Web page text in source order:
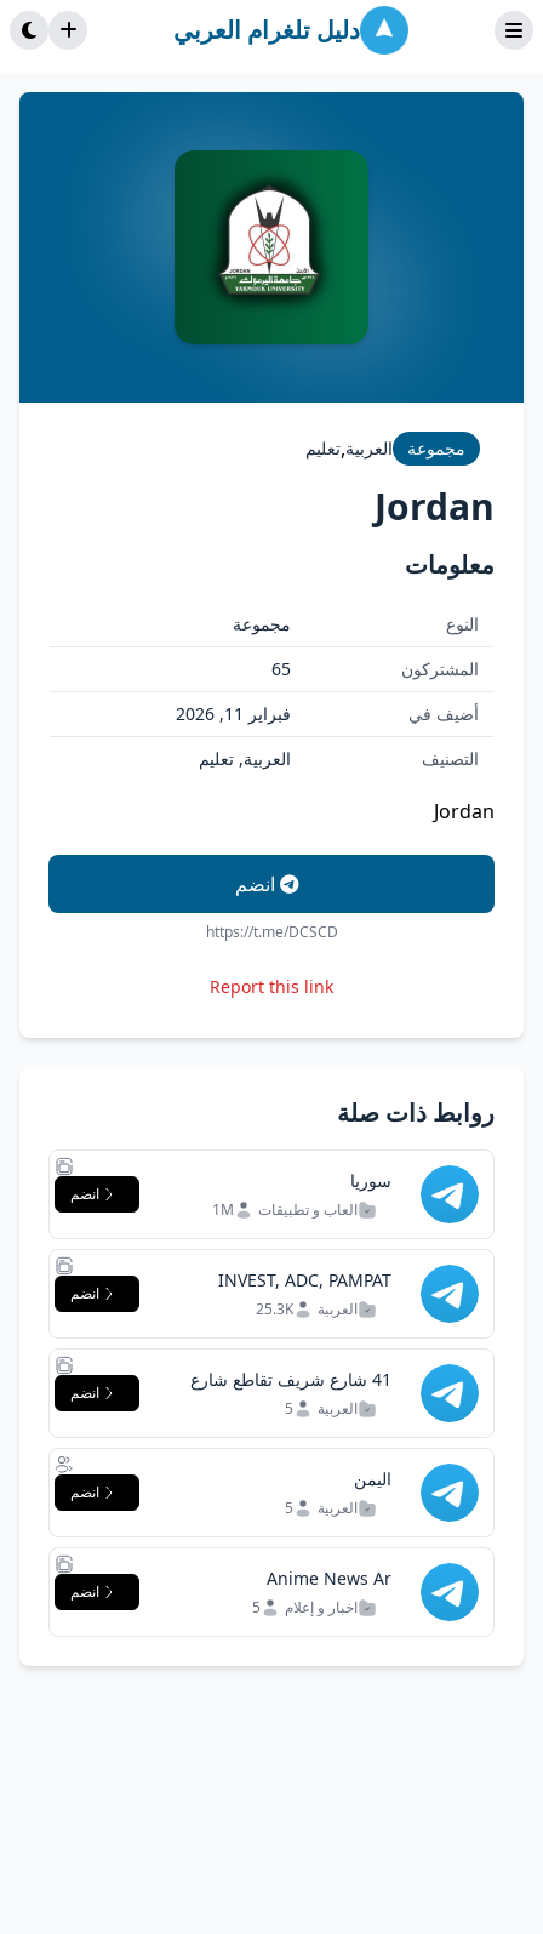
دليل تلغرام العربي
مجموعة العربية,تعليم
Jordan
معلومات
النوع
مجموعة
المشتركون
65
أضيف في
فبراير 11, 2026
التصنيف
العربية, تعليم
Jordan
انضم
https://t.me/DCSCD
Report this link
روابط ذات صلة
سوريا
العاب و تطبيقات 1M
انضم
INVEST, ADC, PAMPAT
العربية 25.3K
انضم
41 شارع شريف تقاطع شارع
راغب بحلوان
العربية 5
انضم
اليمن
العربية 5
انضم
Anime News Ar
اخبار و إعلام 5
انضم